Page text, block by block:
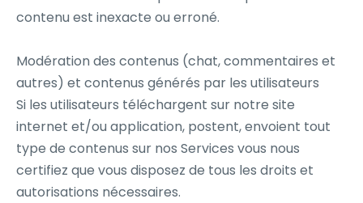
contenu est inexacte ou erroné.
Modération des contenus (chat, commentaires et
autres) et contenus générés par les utilisateurs
Si les utilisateurs téléchargent sur notre site
internet et/ou application, postent, envoient tout
type de contenus sur nos Services vous nous
certifiez que vous disposez de tous les droits et
autorisations nécessaires.